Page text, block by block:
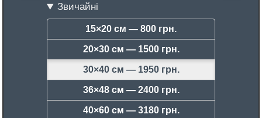
Звичайні
15×20 см — 800 грн.
20×30 см — 1500 грн.
30×40 см — 1950 грн.
36×48 см — 2400 грн.
40×60 см — 3180 грн.